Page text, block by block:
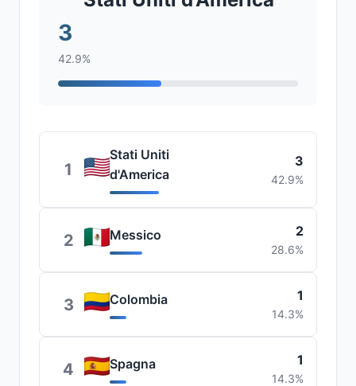
3
42.9%
1
Stati Uniti
d'America
3
42.9%
2 Messico 2
28.6%
3 Colombia 1
14.3%
4 Spagna 1
14.3%